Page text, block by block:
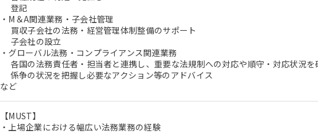
登記
・M＆A関連業務・子会社管理
買収子会社の法務・経営管理体制整備のサポート
子会社の設立
・グローバル法務・コンプライアンス関連業務
各国の法務責任者・担当者と連携し、重要な法規制への対応や順守・対応状況を
係争の状況を把握し必要なアクション等のア
など
【MUST】
・上場企業における幅広い法務業務の経験